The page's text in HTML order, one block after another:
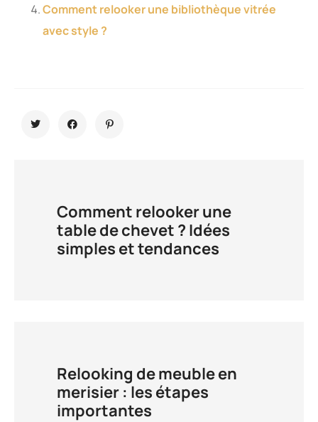
Comment relooker une bibliothèque vitrée
avec style ?
Comment relooker une
table de chevet ? Idées
simples et tendances
Relooking de meuble en
merisier : les étapes
importantes